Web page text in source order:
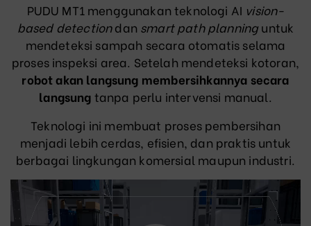
PUDU MT1 menggunakan teknologi AI vision-
based detectiondan smart path planninguntuk
mendeteksi sampah secara otomatis selama
proses inspeksi area. Setelah mendeteksi kotoran,
robot akan langsung membersihkannya secara
langsung tanpa perlu intervensi manual.
Teknologi ini membuat proses pembersihan
menjadi lebih cerdas, efisien, dan praktis untuk
berbagai lingkungan komersial maupun industri.
Video
Player